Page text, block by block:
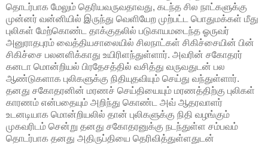
தொடர்பாக மேலும் தெரியவருவதாவது, கடந்த சில நாட்களுக்கு
முன்னர் வன்னியில் இருந்து வெளியேற முற்பட்ட பொதுமக்கள் மீது
புலிகள் மேற்கொண்ட தாக்குதலில் படுகாயமடைந்த ஓருவர்
அனுராதபுரம் வைத்தியசாலையில் சிலநாட்கள் சிகிச்சையின் பின்
சிகிச்சை பலனளிக்காது உயிரிளந்துள்ளார். அவரின் சகோதரர்
கனடா மொன்றியல் பிரதேசத்தில் வசித்து வருவதுடன் பல
ஆண்டுகளாக புலிகளுக்கு நிதியுதவியும் செய்து வந்துள்ளார்.
தனது சகோதரனின் மரணச் செய்தியையும் மரணத்திற்கு புலிகள்
காரணம் என்பதையும் அறிந்து கொண்ட அவ் ஆதரவாளர்
உடனடியாக மொன்றியலில் தான் புலிகளுக்கு நிதி வழங்கும்
முகவரிடம் சென்று தனது சகோதரனுக்கு நடந்துள்ள சம்பவம்
தொடர்பாக தனது அதிருப்தியை தெரிவித்துள்ளதுடன்